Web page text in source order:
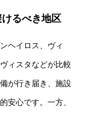
るべき地区
ヘイロス、ヴィ
ィスタなどが比較
が行き届き、施設
安心です。一方、